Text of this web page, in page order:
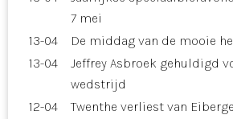
7 mei
13-04
De middag van de mooie
13-04
Jeffrey Asbroek gehuldigd
wedstrijd
12-04
Twenthe verliest van